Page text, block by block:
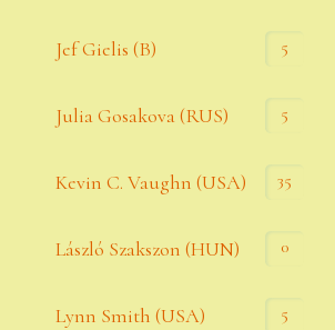
Jef Gielis (B) 5
Julia Gosakova (RUS) 5
Kevin C. Vaughn (USA) 35
László Szakszon (HUN) 0
Lynn Smith (USA) 5